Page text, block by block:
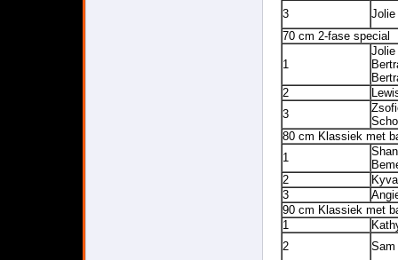
3
Jolie
70 cm 2-fase special
1
Jolie
2
3
80 cm Klassiek met
1
2
3
90 cm Klassiek met
1
2
Sam